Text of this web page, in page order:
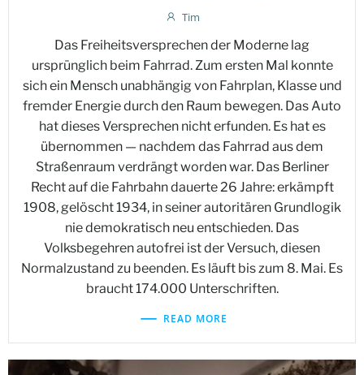
Tim
Das Freiheitsversprechen der Moderne lag
ursprünglich beim Fahrrad. Zum ersten Mal konnte
sich ein Mensch unabhängig von Fahrplan, Klasse und
fremder Energie durch den Raum bewegen. Das Auto
hat dieses Versprechen nicht erfunden. Es hat es
übernommen — nachdem das Fahrrad aus dem
Straßenraum verdrängt worden war. Das Berliner
Recht auf die Fahrbahn dauerte 26 Jahre: erkämpft
1908, gelöscht 1934, in seiner autoritären Grundlogik
nie demokratisch neu entschieden. Das
Volksbegehren autofrei ist der Versuch, diesen
Normalzustand zu beenden. Es läuft bis zum 8. Mai. Es
braucht 174.000 Unterschriften.
READ MORE